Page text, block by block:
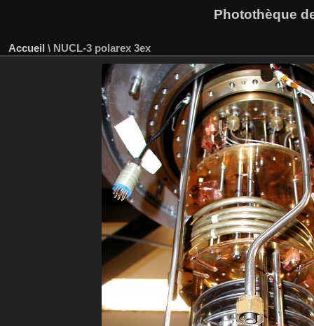
Photothèque
Accueil \ NUCL-3 polarex 3ex